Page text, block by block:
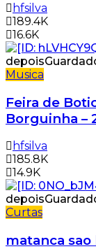
hfsilva
189.4K
16.6K
depois
Musica
Feira de
Borguinha –
hfsilva
185.8K
14.9K
depois
Curtas
matanca